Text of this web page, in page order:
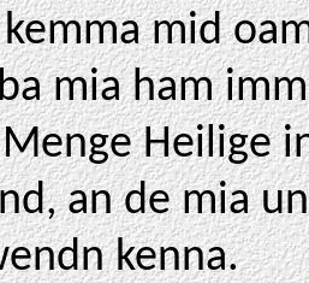
mid
mia ham
Heilige
an de mia
kenna.